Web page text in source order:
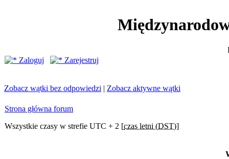
Zaloguj
Zarejestruj
Zobacz wątki bez odpowiedzi | Zobacz aktywne wątki
Strona główna forum
Wszystkie czasy w strefie UTC + 2 [czas letni (DST)]